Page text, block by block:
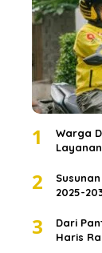
1
Warga
2
2025-
3
Dari
Haris